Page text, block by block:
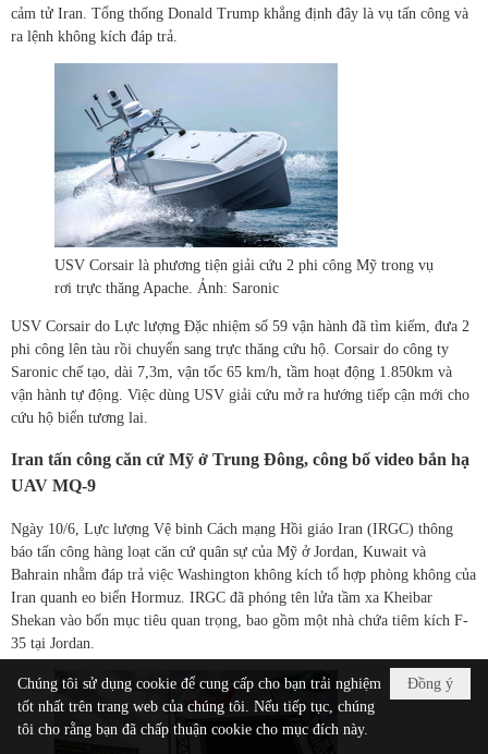
cảm tử Iran. Tổng thống Donald Trump khẳng định đây là vụ tấn công và
ra lệnh không kích đáp trả.
USV Corsair là phương tiện giải cứu 2 phi công Mỹ trong vụ
rơi trực thăng Apache. Ảnh: Saronic
USV Corsair do Lực lượng Đặc nhiệm số 59 vận hành đã tìm kiếm, đưa 2
phi công lên tàu rồi chuyển sang trực thăng cứu hộ. Corsair do công ty
Saronic chế tạo, dài 7,3m, vận tốc 65 km/h, tầm hoạt động 1.850km và
vận hành tự động. Việc dùng USV giải cứu mở ra hướng tiếp cận mới cho
cứu hộ biển tương lai.
Iran tấn công căn cứ Mỹ ở Trung Đông, công bố video bắn hạ
UAV MQ-9
Ngày 10/6, Lực lượng Vệ binh Cách mạng Hồi giáo Iran (IRGC) thông
báo tấn công hàng loạt căn cứ quân sự của Mỹ ở Jordan, Kuwait và
Bahrain nhằm đáp trả việc Washington không kích tổ hợp phòng không của
Iran quanh eo biển Hormuz. IRGC đã phóng tên lửa tầm xa Kheibar
Shekan vào bốn mục tiêu quan trọng, bao gồm một nhà chứa tiêm kích F-
35 tại Jordan.
Đồng ý
Chúng tôi sử dụng cookie để cung cấp cho bạn trải nghiệm
tốt nhất trên trang web của chúng tôi. Nếu tiếp tục, chúng
tôi cho rằng bạn đã chấp thuận cookie cho mục đích này.